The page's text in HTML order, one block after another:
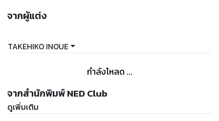
จากผู้แต่ง
TAKEHIKO INOUE
กำลังโหลด ...
จากสำนักพิมพ์ NED Club
ดูเพิ่มเติม